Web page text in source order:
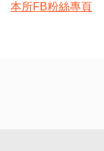
本所FB粉絲專頁